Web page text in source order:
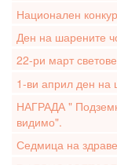
Национален
Ден на шарените
22-ри март
1-ви април ден на
НАГРАДА "
видимо".
Седмица на